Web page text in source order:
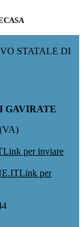
STATALE DI
GAVIRATE
Link per inviare
Link per